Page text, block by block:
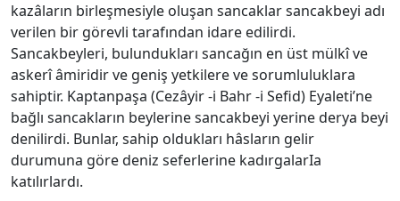
kazâların birleşmesiyle oluşan sancaklar sancakbeyi adı
verilen bir görevli tarafından idare edilirdi.
Sancakbeyleri, bulundukları sancağın en üst mülkî ve
askerî âmiridir ve geniş yetkilere ve sorumluluklara
sahiptir. Kaptanpaşa (Cezâyir -i Bahr -i Sefid) Eyaleti’ne
bağlı sancakların beylerine sancakbeyi yerine derya beyi
denilirdi. Bunlar, sahip oldukları hâsların gelir
durumuna göre deniz seferlerine kadırgalarIa
katılırlardı.